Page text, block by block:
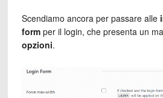
Scendiamo ancora per passare alle
formper il login, che presenta un
opzioni.